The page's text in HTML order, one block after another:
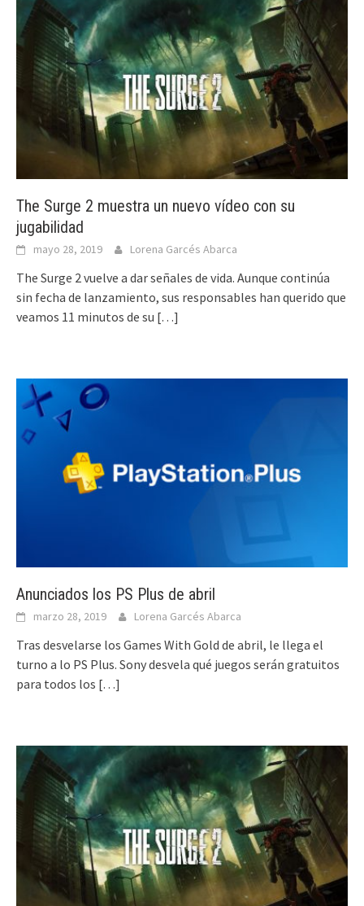
The Surge 2 muestra un nuevo vídeo con su
jugabilidad
mayo 28, 2019 Lorena Garcés Abarca
The Surge 2 vuelve a dar señales de vida. Aunque continúa
sin fecha de lanzamiento, sus responsables han querido que
veamos 11 minutos de su […]
Anunciados los PS Plus de abril
marzo 28, 2019 Lorena Garcés Abarca
Tras desvelarse los Games With Gold de abril, le llega el
turno a lo PS Plus. Sony desvela qué juegos serán gratuitos
para todos los […]